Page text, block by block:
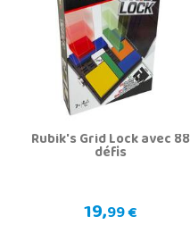
Rubik's Grid Lock avec 88
défis
19,99 €